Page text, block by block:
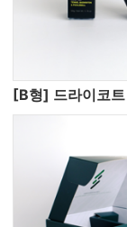
[B형] 드라이코트